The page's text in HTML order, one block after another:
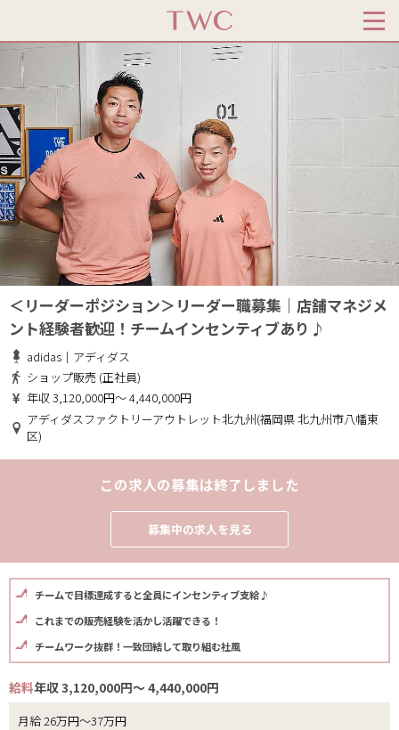
＜リーダーポジション＞リーダー職募集｜店舗マネジメ
ント経験者歓迎！チームインセンティブあり♪
adidas｜アディダス
ショップ販売 (正社員)
年収 3,120,000円～ 4,440,000円
アディダスファクトリーアウトレット北九州(福岡県 北九州市八幡東
区)
この求人の募集は終了しました
募集中の求人を見る
チームで目標達成すると全員にインセンティブ支給♪
これまでの販売経験を活かし活躍できる！
チームワーク抜群！一致団結して取り組む社風
給料年収 3,120,000円～ 4,440,000円
月給 26万円～37万円